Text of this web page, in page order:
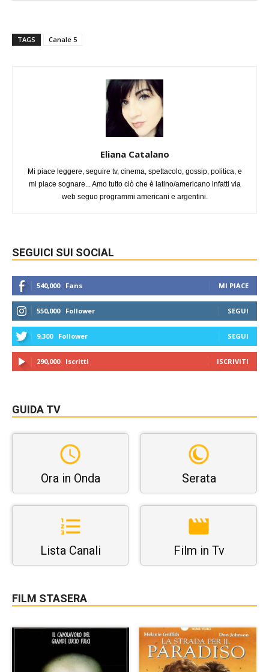
TAGS Canale 5
Eliana Catalano
Mi piace leggere, seguire tv, cinema, spettacolo, gossip, politica, e
mi piace sognare... Amo tutto ciò che è latino/americano infatti via
web seguo programmi americani e argentini.
SEGUICI SUI SOCIAL
540,000 Fans MI PIACE
550,000 Follower SEGUI
9,300 Follower SEGUI
290,000 Iscritti ISCRIVITI
GUIDA TV
Ora in Onda Serata
Lista Canali Film in Tv
FILM STASERA